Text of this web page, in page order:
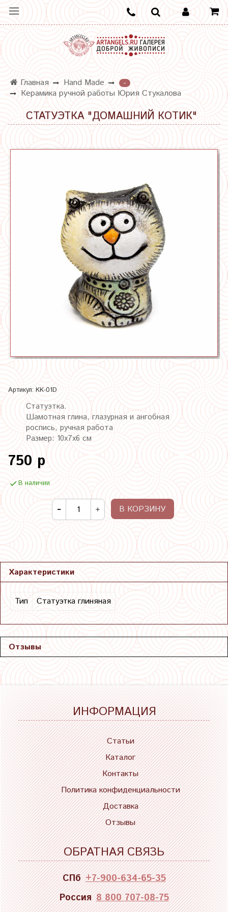
Главная Hand Made
-
Керамика ручной работы Юрия Стукалова
СТАТУЭТКА "ДОМАШНИЙ КОТИК"
Артикул: KK-01D
Статуэтка.
Шамотная глина, глазурная и ангобная
роспись, ручная работа
Размер: 10х7х6 см
750 р
В наличии
В КОРЗИНУ
Характеристики
Тип Статуэтка глиняная
Отзывы
ИНФОРМАЦИЯ
Статьи
Каталог
Контакты
Политика конфиденциальности
Доставка
Отзывы
ОБРАТНАЯ СВЯЗЬ
СПб +7-900-634-65-35
Россия 8 800 707-08-75